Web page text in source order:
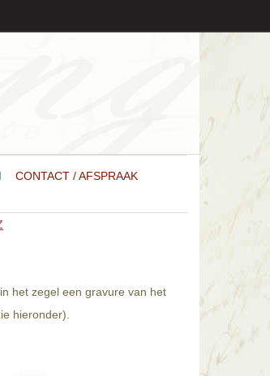
CONTACT / AFSPRAAK
het zegel een gravure van het
hieronder).